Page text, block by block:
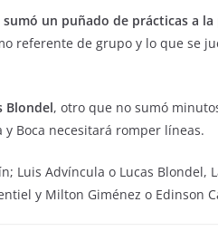
sumó un puñado de prácticas a
referente de grupo y lo que se
Blondel, otro que no sumó
Boca necesitará romper líneas.
Luis Advíncula o Lucas Blondel,
y Milton Giménez o Edinson